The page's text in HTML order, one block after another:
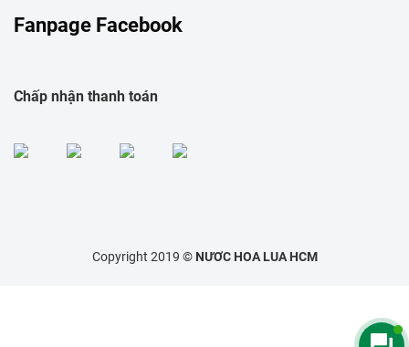
Fanpage Facebook
Chấp nhận thanh toán
Copyright 2019 © NƯƠC HOA LUA HCM